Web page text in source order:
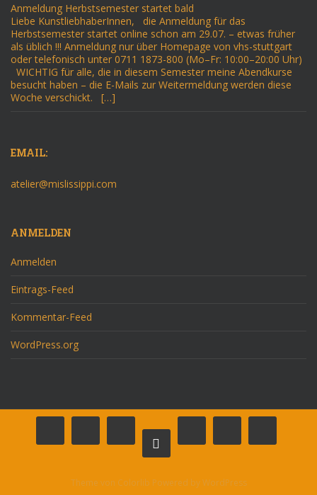
Anmeldung Herbstsemester startet bald
Liebe KunstliebhaberInnen, die Anmeldung für das
Herbstsemester startet online schon am 29.07. – etwas früher
als üblich !!! Anmeldung nur über Homepage von vhs-stuttgart
oder telefonisch unter 0711 1873-800 (Mo–Fr: 10:00–20:00 Uhr)
WICHTIG für alle, die in diesem Semester meine Abendkurse
besucht haben – die E-Mails zur Weitermeldung werden diese
Woche verschickt. […]
EMAIL:
atelier@mislissippi.com
ANMELDEN
Anmelden
Eintrags-Feed
Kommentar-Feed
WordPress.org
Theme von Colorlib Powered byWordPress